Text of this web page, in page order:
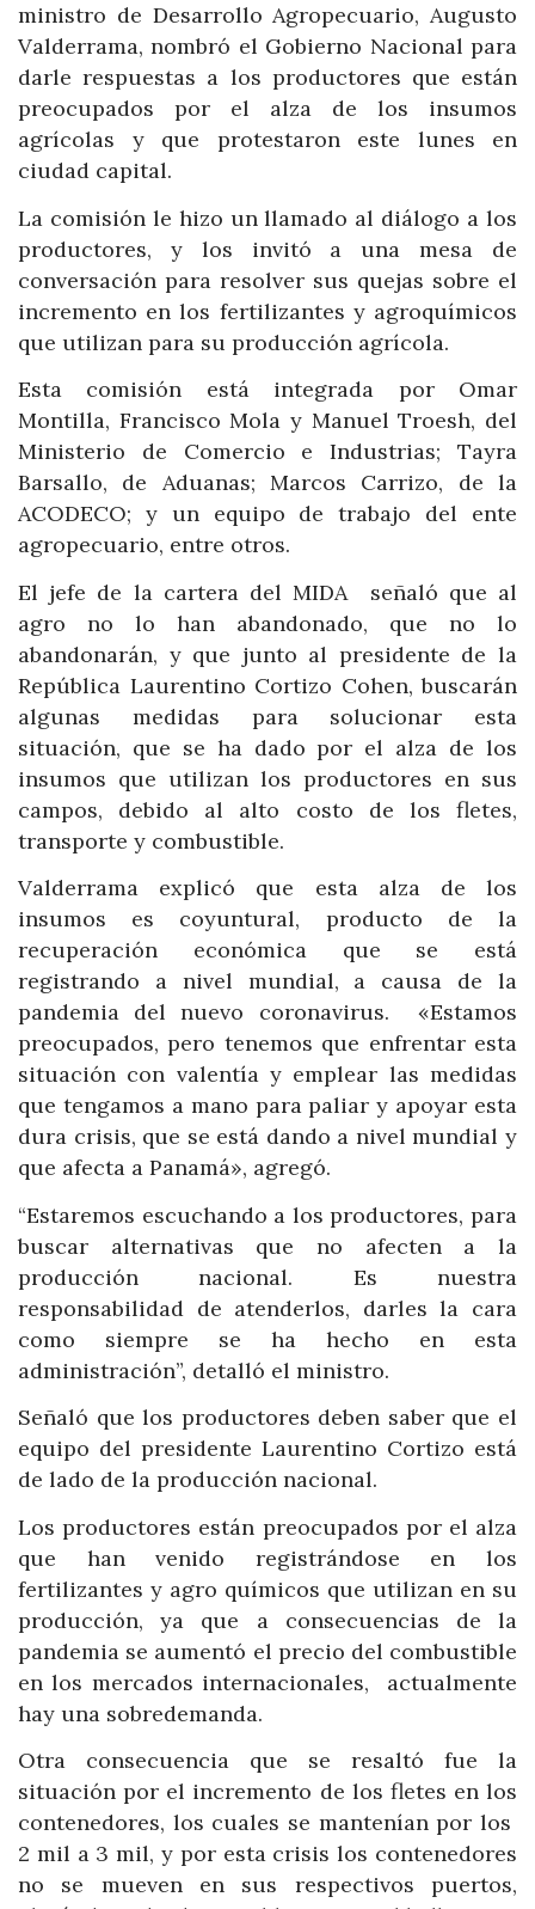
ministro de Desarrollo Agropecuario, Augusto
Valderrama, nombró el Gobierno Nacional para
darle respuestas a los productores que están
preocupados por el alza de los insumos
agrícolas y que protestaron este lunes en
ciudad capital.
La comisión le hizo un llamado al diálogo a los
productores, y los invitó a una mesa de
conversación para resolver sus quejas sobre el
incremento en los fertilizantes y agroquímicos
que utilizan para su producción agrícola.
Esta comisión está integrada por Omar
Montilla, Francisco Mola y Manuel Troesh, del
Ministerio de Comercio e Industrias; Tayra
Barsallo, de Aduanas; Marcos Carrizo, de la
ACODECO; y un equipo de trabajo del ente
agropecuario, entre otros.
El jefe de la cartera del MIDA señaló que al
agro no lo han abandonado, que no lo
abandonarán, y que junto al presidente de la
República Laurentino Cortizo Cohen, buscarán
algunas medidas para solucionar esta
situación, que se ha dado por el alza de los
insumos que utilizan los productores en sus
campos, debido al alto costo de los fletes,
transporte y combustible.
Valderrama explicó que esta alza de los
insumos es coyuntural, producto de la
recuperación económica que se está
registrando a nivel mundial, a causa de la
pandemia del nuevo coronavirus. «Estamos
preocupados, pero tenemos que enfrentar esta
situación con valentía y emplear las medidas
que tengamos a mano para paliar y apoyar esta
dura crisis, que se está dando a nivel mundial y
que afecta a Panamá», agregó.
“Estaremos escuchando a los productores, para
buscar alternativas que no afecten a la
producción nacional. Es nuestra
responsabilidad de atenderlos, darles la cara
como siempre se ha hecho en esta
administración”, detalló el ministro.
Señaló que los productores deben saber que el
equipo del presidente Laurentino Cortizo está
de lado de la producción nacional.
Los productores están preocupados por el alza
que han venido registrándose en los
fertilizantes y agro químicos que utilizan en su
producción, ya que a consecuencias de la
pandemia se aumentó el precio del combustible
en los mercados internacionales, actualmente
hay una sobredemanda.
Otra consecuencia que se resaltó fue la
situación por el incremento de los fletes en los
contenedores, los cuales se mantenían por los
2 mil a 3 mil, y por esta crisis los contenedores
no se mueven en sus respectivos puertos,